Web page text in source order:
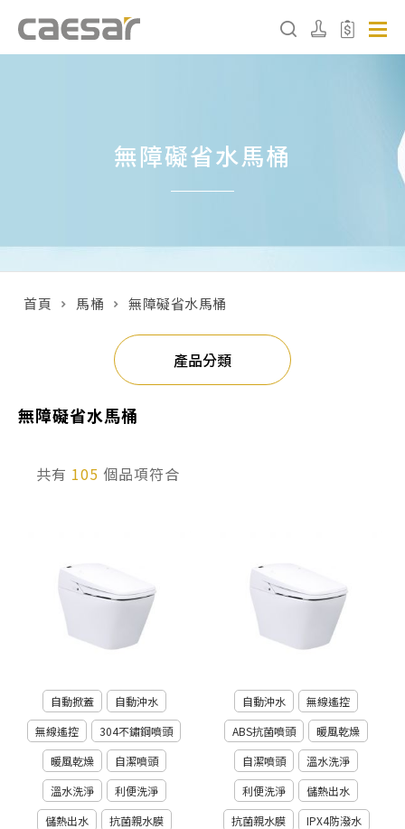
產品分類
搜尋產品
產品型號查詢
搜尋產品
無障礙省水馬桶
首頁 馬桶 無障礙省水馬桶
產品分類
無障礙省水馬桶
共有 105 個品項符合
自動掀蓋
自動沖水
無線遙控
304不鏽鋼噴頭
暖風乾燥
自潔噴頭
溫水洗淨
利便洗淨
儲熱出水
抗菌親水膜
自動沖水
無線遙控
ABS抗菌噴頭
暖風乾燥
自潔噴頭
溫水洗淨
利便洗淨
儲熱出水
抗菌親水膜
IPX4防潑水